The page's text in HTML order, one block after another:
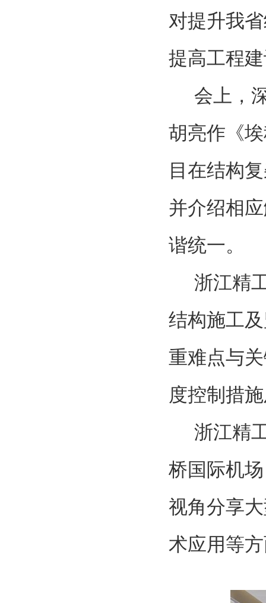
对提升我
提高工程
会上，
胡亮作《
目在结构
并介绍相
谐统一。
浙江精
结构施工
重难点与
度控制措
浙江精
桥国际机场
视角分享
术应用等